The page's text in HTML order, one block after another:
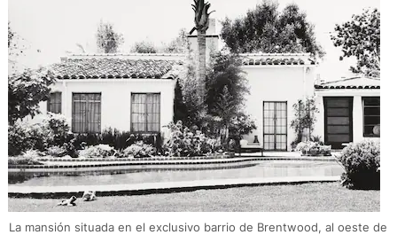
La mansión situada en el exclusivo barrio de Brentwood, al oeste de